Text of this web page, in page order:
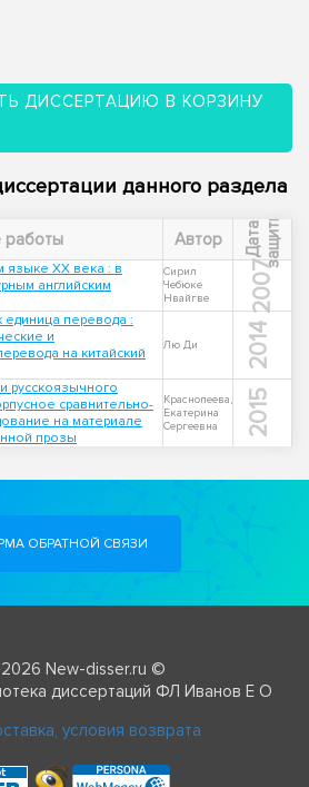
ДИССЕРТАЦИЮ В КОРЗИНУ
данного раздела
работы Автор Д
а
т
а
з
а
щ
и
т ы
языке XX века : в
английским
Сирил
Чебюке
Нвайгве
2007
единица перевода :
и
на китайский
Лю Ди 2014
русскоязычного
сравнительно-
на материале
прозы
Краснопеева,
Екатерина
Сергеевна
2015
ОБРАТНОЙ СВЯЗИ
New-disser.ru ©
диссертаций ФЛ Иванов Е О
условия возврата